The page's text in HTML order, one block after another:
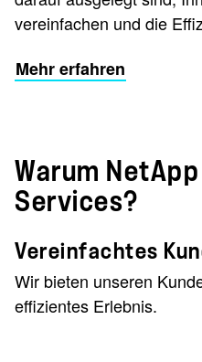
vereinfachen und die
Mehr erfahren
Warum
Services?
Vereinfachtes
Wir bieten unseren
effizientes Erlebnis.